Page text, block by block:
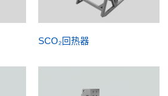
SCO₂回热器